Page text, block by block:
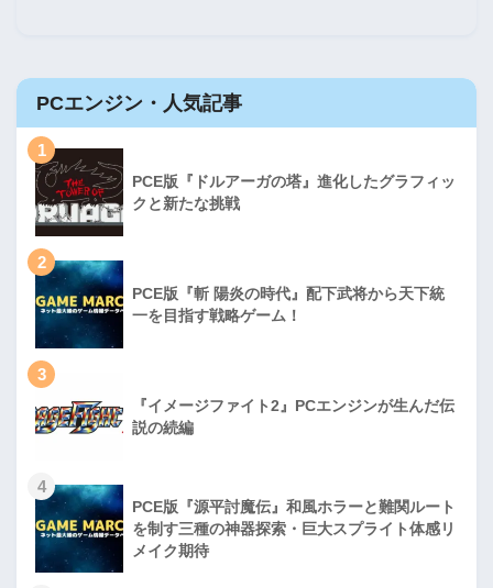
PCエンジン・人気記事
1
PCE版『ドルアーガの塔』進化したグラフィッ
クと新たな挑戦
2
PCE版『斬 陽炎の時代』配下武将から天下統
一を目指す戦略ゲーム！
3
『イメージファイト2』PCエンジンが生んだ伝
説の続編
4
PCE版『源平討魔伝』和風ホラーと難関ルート
を制す三種の神器探索・巨大スプライト体感リ
メイク期待